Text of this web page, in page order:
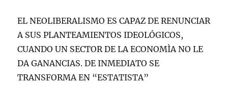
EL NEOLIBERALISMO ES CAPAZ DE RENUNCIAR
A SUS PLANTEAMIENTOS IDEOLÓGICOS,
CUANDO UN SECTOR DE LA ECONOMÌA NO LE
DA GANANCIAS. DE INMEDIATO SE
TRANSFORMA EN “ESTATISTA”